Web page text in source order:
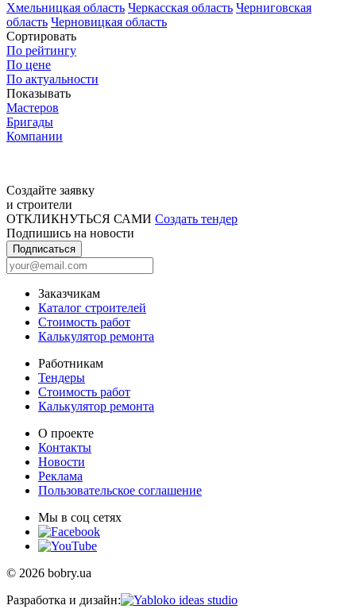
Хмельницкая область Черкасская область Черниговская
область Черновицкая область
Сортировать
По рейтингу
По цене
По актуальности
Показывать
Мастеров
Бригады
Компании
Создайте заявку
и строители
ОТКЛИКНУТЬСЯ САМИ Создать тендер
Подпишись на новости
Подписаться
Заказчикам
Каталог строителей
Стоимость работ
Калькулятор ремонта
Работникам
Тендеры
Стоимость работ
Калькулятор ремонта
О проекте
Контакты
Новости
Реклама
Пользовательское соглашение
Мы в соц сетях
© 2026 bobry.ua
Разработка и дизайн: